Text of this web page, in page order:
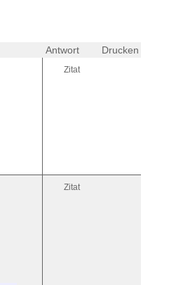
Antwort Drucken
Zitat
Zitat